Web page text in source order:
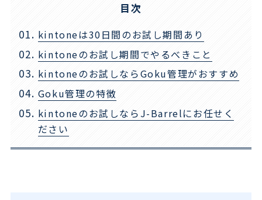
目次
kintoneは30日間のお試し期間あり
kintoneのお試し期間でやるべきこと
kintoneのお試しならGoku管理がおすすめ
Goku管理の特徴
kintoneのお試しならJ-Barrelにお任せく
ださい